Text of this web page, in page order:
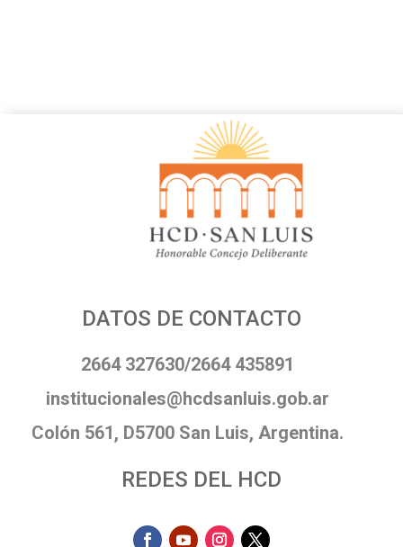
DATOS DE CONTACTO
2664 327630/2664 435891
institucionales@hcdsanluis.gob.ar
Colón 561, D5700 San Luis, Argentina.
REDES DEL HCD